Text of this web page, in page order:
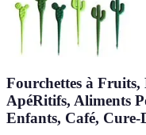
Fourchettes à Fruits,
ApéRitifs, Aliments
Enfants, Café, Cure-